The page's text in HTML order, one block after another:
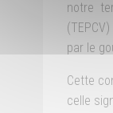
notre
par le
Cette
celle